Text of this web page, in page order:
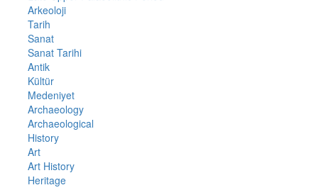
Arkeoloji
Tarih
Sanat
Sanat Tarihi
Antik
Kültür
Medeniyet
Archaeology
Archaeological
History
Art
Art History
Heritage